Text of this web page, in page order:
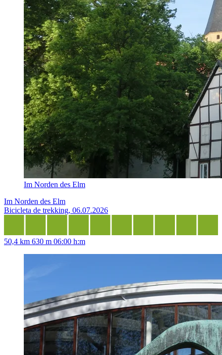
Im Norden des Elm
Im Norden des Elm
Bicicleta de trekking, 06.07.2026
50,4 km 630 m 06:00 h:m